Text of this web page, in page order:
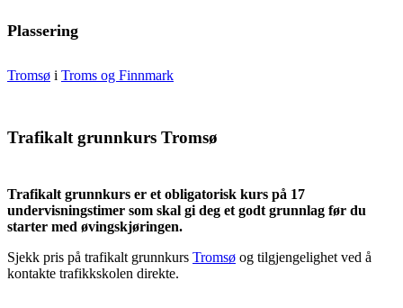
Plassering
Tromsø i Troms og Finnmark
Trafikalt grunnkurs Tromsø
Trafikalt grunnkurs er et obligatorisk kurs på 17
undervisningstimer som skal gi deg et godt grunnlag før du
starter med øvingskjøringen.
Sjekk pris på trafikalt grunnkurs Tromsø og tilgjengelighet ved å
kontakte trafikkskolen direkte.